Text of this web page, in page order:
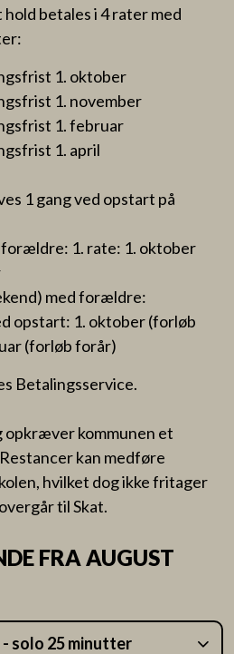
betales i 4 rater med
1. oktober
1. november
1. februar
1. april
1 gang ved opstart på
1. rate: 1. oktober
med forældre:
opstart: 1. oktober (forløb
(forløb forår)
Betalingsservice.
opkræver kommunen et
kan medføre
hvilket dog ikke fritager
til Skat.
FRA AUGUST
solo 25 minutter